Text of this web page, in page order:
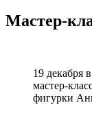
Мастер-
19 декабря
мастер-
фигурки